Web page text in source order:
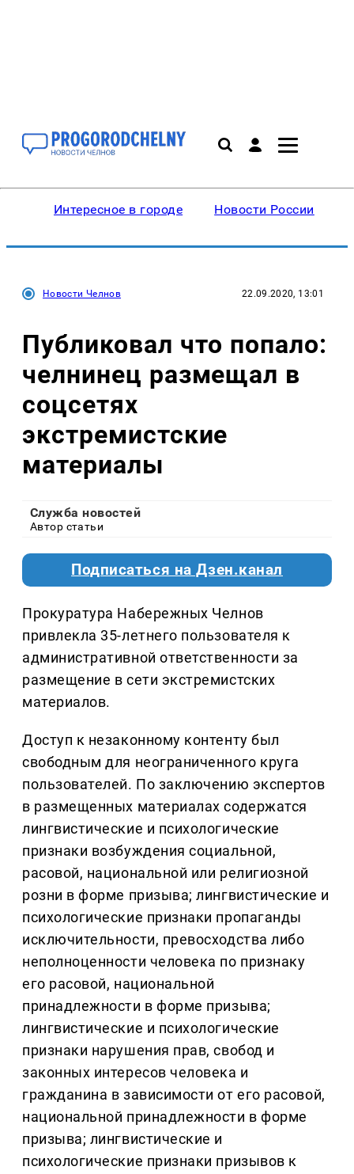
Интересное в городе Новости России
Новости Челнов 22.09.2020, 13:01
Публиковал что попало:
челнинец размещал в
соцсетях
экстремистские
материалы
Служба новостей
Автор статьи
Подписаться на Дзен.канал
Прокуратура Набережных Челнов
привлекла 35-летнего пользователя к
административной ответственности за
размещение в сети экстремистских
материалов.
Доступ к незаконному контенту был
свободным для неограниченного круга
пользователей. По заключению экспертов
в размещенных материалах содержатся
лингвистические и психологические
признаки возбуждения социальной,
расовой, национальной или религиозной
розни в форме призыва; лингвистические и
психологические признаки пропаганды
исключительности, превосходства либо
неполноценности человека по признаку
его расовой, национальной
принадлежности в форме призыва;
лингвистические и психологические
признаки нарушения прав, свобод и
законных интересов человека и
гражданина в зависимости от его расовой,
национальной принадлежности в форме
призыва; лингвистические и
психологические признаки призывов к